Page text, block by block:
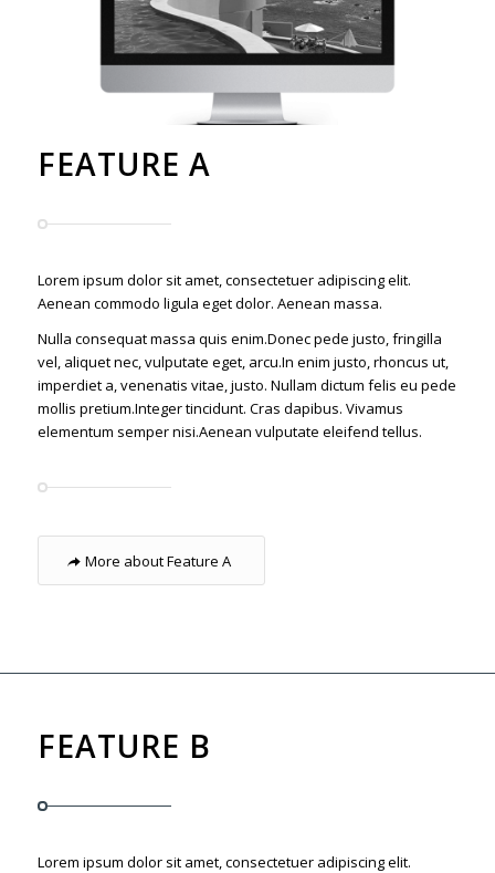
FEATURE A
Lorem ipsum dolor sit amet, consectetuer adipiscing elit.
Aenean commodo ligula eget dolor. Aenean massa.
Nulla consequat massa quis enim.Donec pede justo, fringilla
vel, aliquet nec, vulputate eget, arcu.In enim justo, rhoncus ut,
imperdiet a, venenatis vitae, justo. Nullam dictum felis eu pede
mollis pretium.Integer tincidunt. Cras dapibus. Vivamus
elementum semper nisi.Aenean vulputate eleifend tellus.
More about Feature A
FEATURE B
Lorem ipsum dolor sit amet, consectetuer adipiscing elit.